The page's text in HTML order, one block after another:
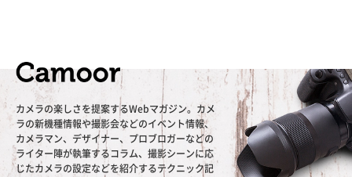
カメラの楽しさを提案するWebマガジン。カメ
ラの新機種情報や撮影会などのイベント情報、
カメラマン、デザイナー、プロブロガーなどの
ライター陣が執筆するコラム、撮影シーンに応
じたカメラの設定などを紹介するテクニック記